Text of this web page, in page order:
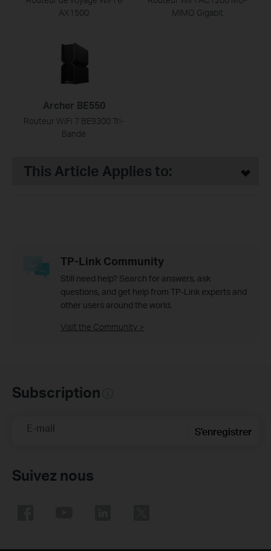
AX1500
MIMO Gigabit
Archer BE550
Routeur WiFi 7 BE9300 Tri-
Bande
This Article Applies to:
TP-Link Community
Still need help? Search for answers, ask
questions, and get help from TP-Link experts and
other users around the world.
Visit the Community >
Subscription
E-mail S'enregistrer
Suivez nous